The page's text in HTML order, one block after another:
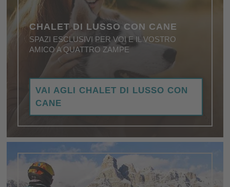
CHALET DI LUSSO CON CANE
SPAZI ESCLUSIVI PER VOI E IL VOSTRO
AMICO A QUATTRO ZAMPE
vacanza di gran classe, anche con il cane …
VAI AGLI CHALET DI LUSSO CON
CANE